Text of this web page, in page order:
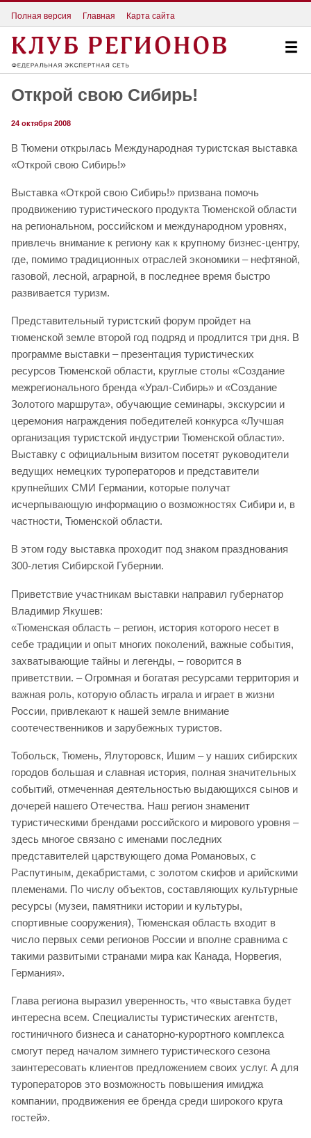
Полная версия Главная Карта сайта
Открой свою Сибирь!
24 октября 2008
В Тюмени открылась Международная туристская выставка
«Открой свою Сибирь!»
Выставка «Открой свою Сибирь!» призвана помочь
продвижению туристического продукта Тюменской области
на региональном, российском и международном уровнях,
привлечь внимание к региону как к крупному бизнес-центру,
где, помимо традиционных отраслей экономики – нефтяной,
газовой, лесной, аграрной, в последнее время быстро
развивается туризм.
Представительный туристский форум пройдет на
тюменской земле второй год подряд и продлится три дня. В
программе выставки – презентация туристических
ресурсов Тюменской области, круглые столы «Создание
межрегионального бренда «Урал-Сибирь» и «Создание
Золотого маршрута», обучающие семинары, экскурсии и
церемония награждения победителей конкурса «Лучшая
организация туристской индустрии Тюменской области».
Выставку с официальным визитом посетят руководители
ведущих немецких туроператоров и представители
крупнейших СМИ Германии, которые получат
исчерпывающую информацию о возможностях Сибири и, в
частности, Тюменской области.
В этом году выставка проходит под знаком празднования
300-летия Сибирской Губернии.
Приветствие участникам выставки направил губернатор
Владимир Якушев:
«Тюменская область – регион, история которого несет в
себе традиции и опыт многих поколений, важные события,
захватывающие тайны и легенды, – говорится в
приветствии. – Огромная и богатая ресурсами территория и
важная роль, которую область играла и играет в жизни
России, привлекают к нашей земле внимание
соотечественников и зарубежных туристов.
Тобольск, Тюмень, Ялуторовск, Ишим – у наших сибирских
городов большая и славная история, полная значительных
событий, отмеченная деятельностью выдающихся сынов и
дочерей нашего Отечества. Наш регион знаменит
туристическими брендами российского и мирового уровня –
здесь многое связано с именами последних
представителей царствующего дома Романовых, с
Распутиным, декабристами, с золотом скифов и арийскими
племенами. По числу объектов, составляющих культурные
ресурсы (музеи, памятники истории и культуры,
спортивные сооружения), Тюменская область входит в
число первых семи регионов России и вполне сравнима с
такими развитыми странами мира как Канада, Норвегия,
Германия».
Глава региона выразил уверенность, что «выставка будет
интересна всем. Специалисты туристических агентств,
гостиничного бизнеса и санаторно-курортного комплекса
смогут перед началом зимнего туристического сезона
заинтересовать клиентов предложением своих услуг. А для
туроператоров это возможность повышения имиджа
компании, продвижения ее бренда среди широкого круга
гостей».